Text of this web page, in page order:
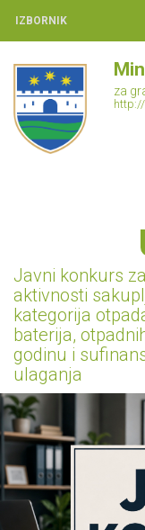
IZBORNIK
za
Javni konkurs
aktivnosti
kategorija
baterija,
godinu i
ulaganja